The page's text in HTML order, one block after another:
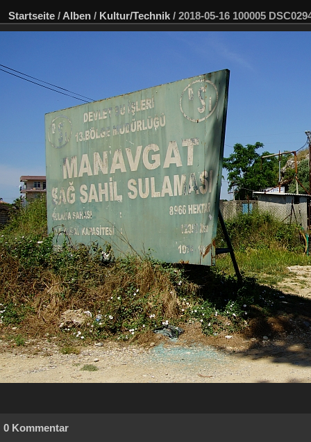
Startseite / Alben / Kultur/Technik / 2018-05-16 100005
0 Kommentar